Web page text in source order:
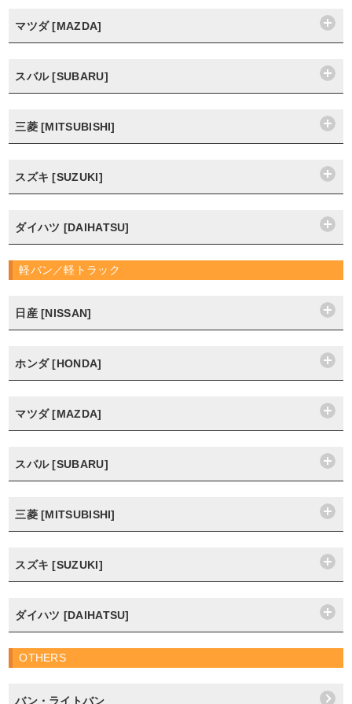
マツダ [MAZDA]
スバル [SUBARU]
三菱 [MITSUBISHI]
スズキ [SUZUKI]
ダイハツ [DAIHATSU]
軽バン／軽トラック
日産 [NISSAN]
ホンダ [HONDA]
マツダ [MAZDA]
スバル [SUBARU]
三菱 [MITSUBISHI]
スズキ [SUZUKI]
ダイハツ [DAIHATSU]
OTHERS
バン・ライトバン